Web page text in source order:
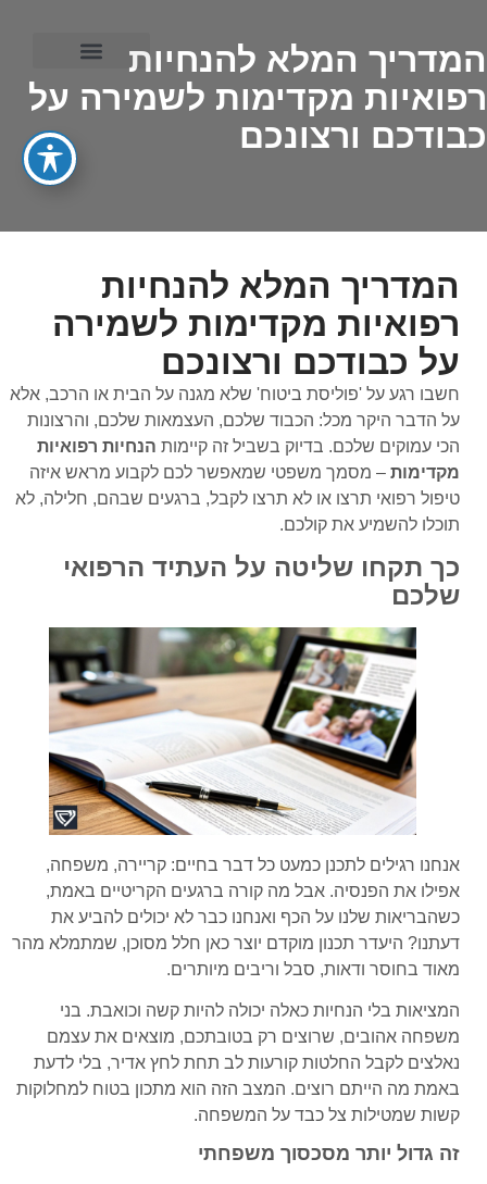
המדריך המלא להנחיות
רפואיות מקדימות לשמירה על
כבודכם ורצונכם
המדריך המלא להנחיות
רפואיות מקדימות לשמירה
על כבודכם ורצונכם
חשבו רגע על 'פוליסת ביטוח' שלא מגנה על הבית או הרכב, אלא
על הדבר היקר מכל: הכבוד שלכם, העצמאות שלכם, והרצונות
הכי עמוקים שלכם. בדיוק בשביל זה קיימות הנחיות רפואיות
מקדימות – מסמך משפטי שמאפשר לכם לקבוע מראש איזה
טיפול רפואי תרצו או לא תרצו לקבל, ברגעים שבהם, חלילה, לא
תוכלו להשמיע את קולכם.
כך תקחו שליטה על העתיד הרפואי
שלכם
אנחנו רגילים לתכנן כמעט כל דבר בחיים: קריירה, משפחה,
אפילו את הפנסיה. אבל מה קורה ברגעים הקריטיים באמת,
כשהבריאות שלנו על הכף ואנחנו כבר לא יכולים להביע את
דעתנו? היעדר תכנון מוקדם יוצר כאן חלל מסוכן, שמתמלא מהר
מאוד בחוסר ודאות, סבל וריבים מיותרים.
המציאות בלי הנחיות כאלה יכולה להיות קשה וכואבת. בני
משפחה אהובים, שרוצים רק בטובתכם, מוצאים את עצמם
נאלצים לקבל החלטות קורעות לב תחת לחץ אדיר, בלי לדעת
באמת מה הייתם רוצים. המצב הזה הוא מתכון בטוח למחלוקות
קשות שמטילות צל כבד על המשפחה.
זה גדול יותר מסכסוך משפחתי